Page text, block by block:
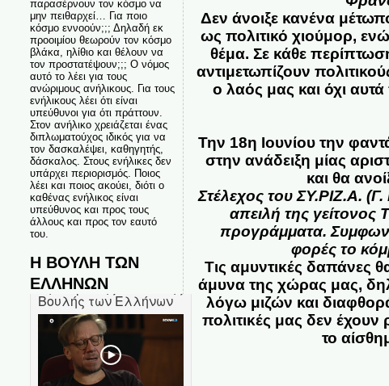
παρασέρνουν τον κόσμο να
μην πειθαρχεί… Για ποιο
κόσμο εννοούν;;; Δηλαδή εκ
προοιμίου θεωρούν τον κόσμο
βλάκα, ηλίθιο και θέλουν να
τον προστατέψουν;;; Ο νόμος
αυτό το λέει για τους
ανώριμους ανήλικους. Για τους
ενήλικους λέει ότι είναι
υπεύθυνοι για ότι πράττουν.
Στον ανήλικο χρειάζεται ένας
διπλωματούχος ιδικός για να
τον δασκαλέψει, καθηγητής,
δάσκαλος. Στους ενήλικες δεν
υπάρχει περιορισμός. Ποιος
λέει και ποιος ακούει, διότι ο
καθένας ενήλικος είναι
υπεύθυνος και προς τους
άλλους και προς τον εαυτό
του.
Η ΒΟΥΛΗ ΤΩΝ
ΕΛΛΗΝΩΝ
Δεν άνοιξε κανένα
ως πολιτικό χιούμορ,
θέμα. Σε κάθε
αντιμετωπίζουν
ο λαός μας και όχι
Την 18η Ιουνίου την
στην ανάδειξη μίας
και θα
Στέλεχος του ΣΥ.ΡΙΖ.Α. (Γ.
απειλή της γείτονος
προγράμματα.
φορές το
Τις αμυντικές δαπάνες
άμυνα της χώρας μας,
λόγω μιζών και
πολιτικές μας δεν
το